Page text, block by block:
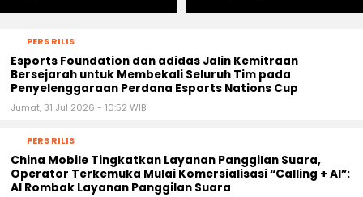
PERS RILIS
Esports Foundation dan adidas Jalin Kemitraan
Bersejarah untuk Membekali Seluruh Tim pada
Penyelenggaraan Perdana Esports Nations Cup
Jumat, 31 Jul 2026 - 10:52 WIB
PERS RILIS
China Mobile Tingkatkan Layanan Panggilan Suara,
Operator Terkemuka Mulai Komersialisasi “Calling + AI”:
AI Rombak Layanan Panggilan Suara